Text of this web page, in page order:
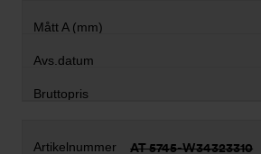
AT 5745-W34323310